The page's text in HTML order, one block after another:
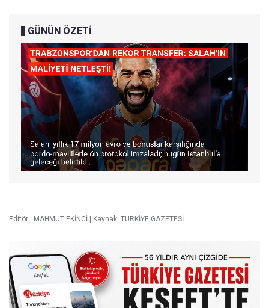
GÜNÜN ÖZETİ
Editör : MAHMUT EKİNCİ | Kaynak: TÜRKİYE GAZETESİ